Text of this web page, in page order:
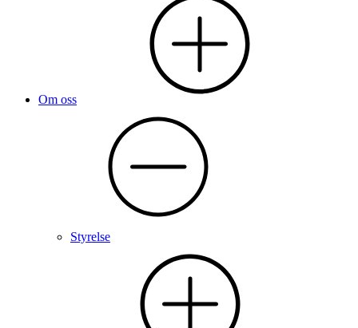
Om oss
Styrelse